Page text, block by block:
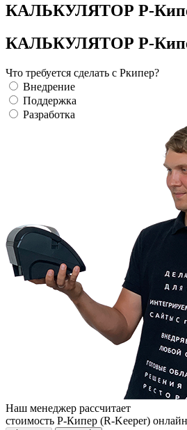
КАЛЬКУЛЯТОР Р-
КАЛЬКУЛЯТОР Р-
Что требуется сделать с Ркипер?
Внедрение
Поддержка
Разработка
Наш менеджер рассчитает
стоимость Р-Кипер (R-Keeper) онлайн